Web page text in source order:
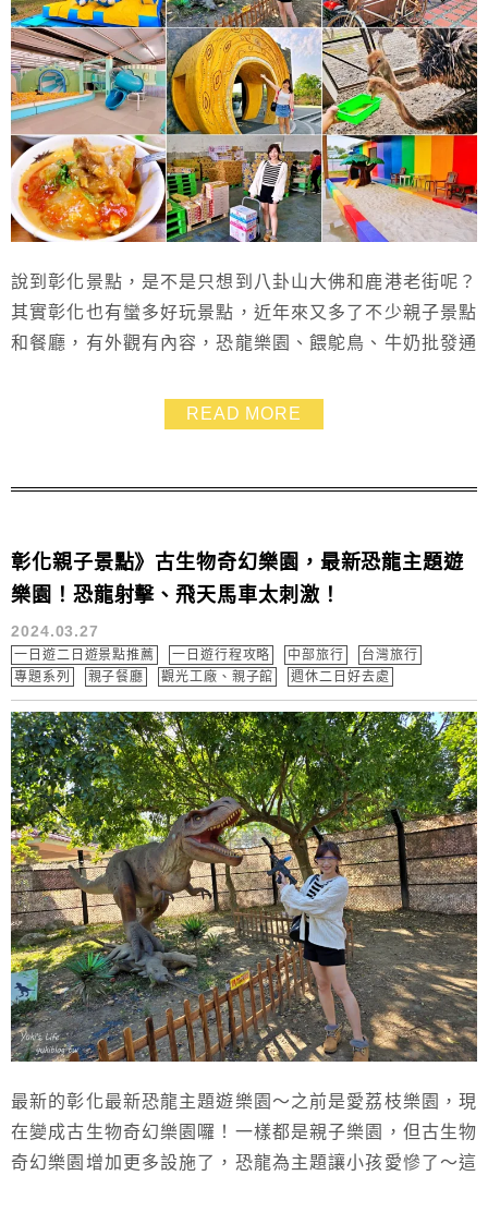
說到彰化景點，是不是只想到八卦山大佛和鹿港老街呢？
其實彰化也有蠻多好玩景點，近年來又多了不少親子景點
和餐廳，有外觀有內容，恐龍樂園、餵鴕鳥、牛奶批發通
氛圍、又或是想帶全家大小作伙同樂，都能到彰化玩好玩
滿！這篇加入彰化最新景點來安排彰化一日遊行程，看完
READ MORE
彰化親子景點》古生物奇幻樂園，最新恐龍主題遊
樂園！恐龍射擊、飛天馬車太刺激！
2024.03.27
一日遊二日遊景點推薦 一日遊行程攻略 中部旅行
台灣旅行
專題系列
親子餐廳 觀光工廠、親子館 週休二日好去處
最新的彰化最新恐龍主題遊樂園～之前是愛荔枝樂園，現
在變成古生物奇幻樂園囉！一樣都是親子樂園，但古生物
奇幻樂園增加更多設施了，恐龍為主題讓小孩愛慘了～這